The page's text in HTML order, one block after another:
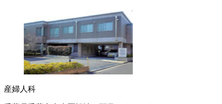
産婦人科